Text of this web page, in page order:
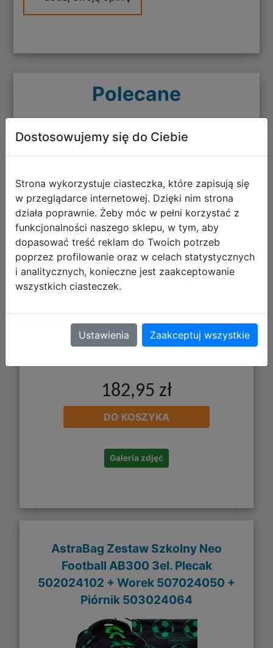
Polecane
Football AB330 3el. Plecak
502024101 + Worek 507024050 +
Piórnik 503024075
182,95 zł
DO KOSZYKA
Galeria zdjęć
AstraBag Zestaw Szkolny Neo
Football AB300 3el. Plecak
502024102 + Worek 507024050 +
Piórnik 503024064
Dostosowujemy się do Ciebie
Strona wykorzystuje ciasteczka, które zapisują się
w przeglądarce internetowej. Dzięki nim strona
działa poprawnie. Żeby móc w pełni korzystać z
funkcjonalności naszego sklepu, w tym, aby
dopasować treść reklam do Twoich potrzeb
poprzez profilowanie oraz w celach statystycznych
i analitycznych, konieczne jest zaakceptowanie
wszystkich ciasteczek.
Ustawienia Zaakceptuj wszystkie